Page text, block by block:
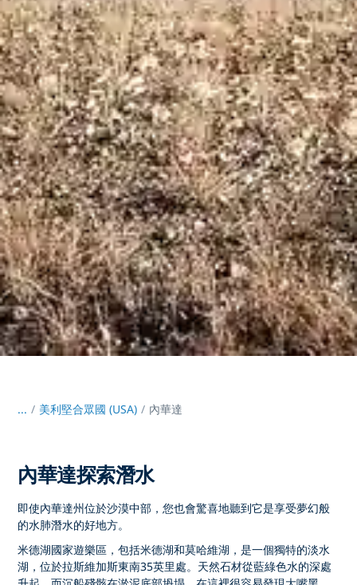
... / 美利堅合眾國 (USA) 內華達
內華達探索潛水
即使內華達州位於沙漠中部，您也會驚喜地聽到它是享受夢幻般
的水肺潛水的好地方。
米德湖國家遊樂區，包括米德湖和莫哈維湖，是一個獨特的淡水
湖，位於拉斯維加斯東南35英里處。天然石材從藍綠色水的深處